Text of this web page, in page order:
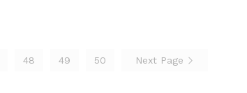
48 49 50 Next Page